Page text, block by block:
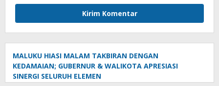
MALUKU HIASI MALAM TAKBIRAN DENGAN
KEDAMAIAN; GUBERNUR & WALIKOTA APRESIASI
SINERGI SELURUH ELEMEN